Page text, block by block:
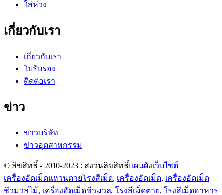
ใส่ห่วง
เกี่ยวกับเรา
เกี่ยวกับเรา
ใบรับรอง
ติดต่อเรา
ข่าว
ข่าวบริษัท
ข่าวอุตสาหกรรม
© ลิขสิทธิ์ - 2010-2023 : สงวนลิขสิทธิ์แผนผังเว็บไซต์
เครื่องอัดเม็ดแหวนตายโรงสีเม็ด, เครื่องอัดเม็ด, เครื่องอัดเม็ด
ชีวมวลไม้, เครื่องอัดเม็ดชีวมวล, โรงสีเม็ดตาย, โรงสีเม็ดอาหาร